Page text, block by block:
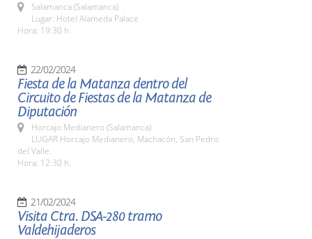
Salamanca (Salamanca)
Lugar: Hotel Alameda Palace
Hora: 19:30 h.
22/02/2024
Fiesta de la Matanza dentro del
Circuito de Fiestas de la Matanza de
Diputación
Horcajo Medianero (Salamanca)
LUGAR Horcajo Medianero, Machacón, San Pedro
del Valle.
Hora: 12:30 h.
21/02/2024
Visita Ctra. DSA-280 tramo
Valdehijaderos